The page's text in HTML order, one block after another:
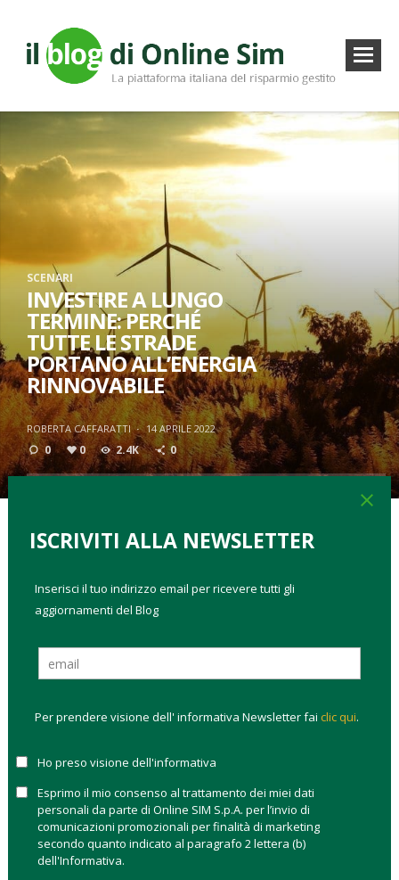
SCENARI
INVESTIRE A LUNGO
TERMINE: PERCHÉ
TUTTE LE STRADE
PORTANO ALL’ENERGIA
RINNOVABILE
ROBERTA CAFFARATTI · 14 APRILE 2022
0 0 2.4K 0
migliori fondi energie rinnovabili
portafogli modello
Nonostante il sostegno degli investitori e delle politiche
fareprima di raggiungere le economia di scala, necessarie
per sostenere la domanda globale. Secondo le stime
dell’energia globale può essere classificata come non
biomassa.
Eppure, proprio dalla guerra in Russia può arrivare la spinta
alle rinnovabili. Lo sottolinea l’ultimo reportMitigation of
Climate Change diIntergovernmental Panel on Climate
Change (IPCC)delle Nazioni Unite. Pubblicato ad aprile 2022
close
ISCRIVITI ALLA NEWSLETTER
Inserisci il tuo indirizzo email per ricevere tutti gli
aggiornamenti del Blog
Per prendere visione dell' informativa Newsletter fai clic qui.
Ho preso visione dell'informativa
Esprimo il mio consenso al trattamento dei miei dati
personali da parte di Online SIM S.p.A. per l’invio di
comunicazioni promozionali per finalità di marketing
secondo quanto indicato al paragrafo 2 lettera (b)
dell'Informativa.